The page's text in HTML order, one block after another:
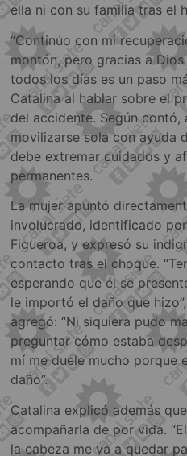
ella ni con su familia tras el
“Continúo con mi
montón, pero gracias a
todos los días es un paso
Catalina al hablar sobre el
del accidente. Según contó,
movilizarse sola con ayuda
debe extremar cuidados y
permanentes.
La mujer apuntó
involucrado, identificado
Figueroa, y expresó su
contacto tras el choque.
esperando que él se
le importó el daño que
agregó: “Ni siquiera pudo
preguntar cómo estaba
mí me duele mucho porque
daño”.
Catalina explicó además
acompañarla de por vida.
la cabeza me va a quedar